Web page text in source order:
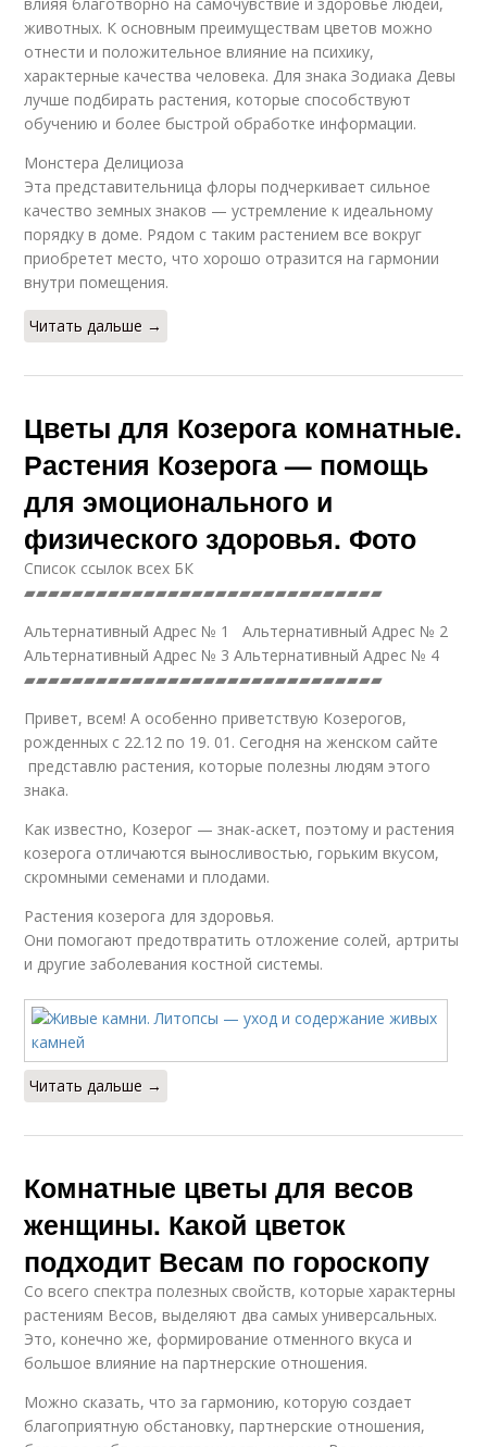
животных. К основным преимуществам цветов можно
отнести и положительное влияние на психику,
характерные качества человека. Для знака Зодиака Девы
лучше подбирать растения, которые способствуют
обучению и более быстрой обработке информации.
Монстера Делициоза
Эта представительница флоры подчеркивает сильное
качество земных знаков — устремление к идеальному
порядку в доме. Рядом с таким растением все вокруг
приобретет место, что хорошо отразится на гармонии
внутри помещения.
Читать дальше →
Цветы для Козерога комнатные.
Растения Козерога — помощь
для эмоционального и
физического здоровья. Фото
Список ссылок всех БК
▰▰▰▰▰▰▰▰▰▰▰▰▰▰▰▰▰▰▰▰▰▰▰▰▰▰▰▰▰▰
Альтернативный Адрес № 1 Альтернативный Адрес № 2
Альтернативный Адрес № 3 Альтернативный Адрес № 4
▰▰▰▰▰▰▰▰▰▰▰▰▰▰▰▰▰▰▰▰▰▰▰▰▰▰▰▰▰▰
Привет, всем! А особенно приветствую Козерогов,
рожденных с 22.12 по 19. 01. Сегодня на женском сайте
представлю растения, которые полезны людям этого
знака.
Как известно, Козерог — знак-аскет, поэтому и растения
козерога отличаются выносливостью, горьким вкусом,
скромными семенами и плодами.
Растения козерога для здоровья.
Они помогают предотвратить отложение солей, артриты
и другие заболевания костной системы.
Читать дальше →
Комнатные цветы для весов
женщины. Какой цветок
подходит Весам по гороскопу
Со всего спектра полезных свойств, которые характерны
растениям Весов, выделяют два самых универсальных.
Это, конечно же, формирование отменного вкуса и
большое влияние на партнерские отношения.
Можно сказать, что за гармонию, которую создает
благоприятную обстановку, партнерские отношения,